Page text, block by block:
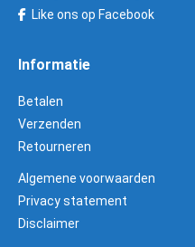
Like ons op Facebook
Informatie
Betalen
Verzenden
Retourneren
Algemene voorwaarden
Privacy statement
Disclaimer